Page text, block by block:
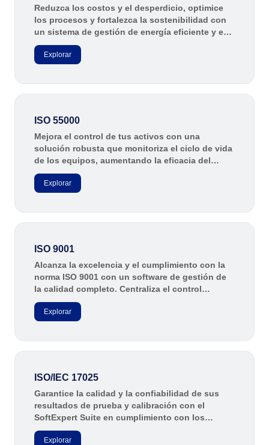
Reduzca los costos y el desperdicio, optimice
los procesos y fortalezca la sostenibilidad con
un sistema de gestión de energía eficiente y en
continua mejora.
Explorar
ISO 55000
Mejora el control de tus activos con una
solución robusta que monitoriza el ciclo de vida
de los equipos, aumentando la eficacia del
sistema de gestión y reduciendo el retrabajo y el
desperdicio en el proceso.
Explorar
ISO 9001
Alcanza la excelencia y el cumplimiento con la
norma ISO 9001 con un software de gestión de
la calidad completo. Centraliza el control
documental ISO 9001, automatiza procesos con
IA y simplifica auditorías internas y externas
Explorar
ISO/IEC 17025
Garantice la calidad y la confiabilidad de sus
resultados de prueba y calibración con el
SoftExpert Suite en cumplimiento con los
requisitos de la norma ISO/IEC 17025.
Explorar